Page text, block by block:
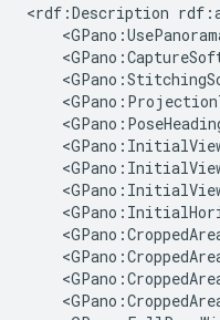
<rdf:Description